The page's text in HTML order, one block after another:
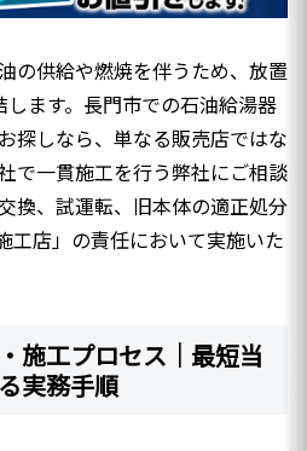
の供給や燃焼を伴うため、放置
ます。長門市での石油給湯器
探しなら、単なる販売店ではな
で一貫施工を行う弊社にご相談
換、試運転、旧本体の適正処分
工店」の責任において実施いた
施工プロセス｜最短当
実務手順